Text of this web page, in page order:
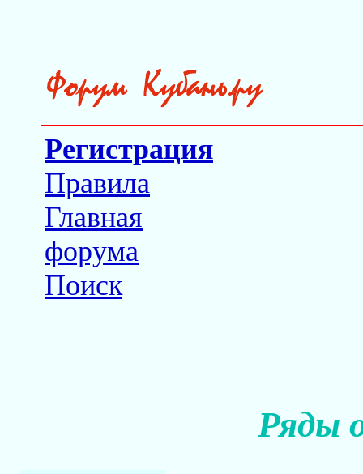
Регистрация
Правила
Главная
форума
Поиск
Ряды